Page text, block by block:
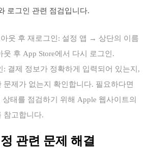
로그인 관련 점검입니다.
웃 후 재로그인: 설정 앱 → 상단의 이름
후 App Store에서 다시 로그인.
: 결제 정보가 정확하게 입력되어 있는지,
문제가 없는지 확인합니다. 필요하다면
태를 점검하기 위해 Apple 웹사이트의
참고합니다.
관련 문제 해결